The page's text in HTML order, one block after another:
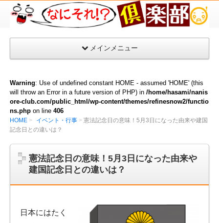
な
そ
部
メインメニュー
Warning: Use of undefined constant HOME - assumed 'HOME' (this
will throw an Error in a future version of PHP) in /home/hasami/nanis
ore-club.com/public_html/wp-content/themes/refinesnow2/functio
ns.php on line 406
HOME イベント・行事
憲法記念日の意味！5月3日になった由来や建国
記念日との違いは？
憲法記念日の意味！5月3日になった由来や
建国記念日との違いは？
日本にはたく